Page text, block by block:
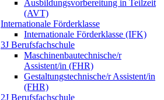
Ausbildungsvorbereitung in Teilzeit
(AVT)
Internationale Förderklasse
Internationale Förderklasse (IFK)
3J Berufsfachschule
Maschinenbautechnische/r
Assistent/in (FHR)
Gestaltungstechnische/r Assistent/in
(FHR)
2J Berufsfachschule